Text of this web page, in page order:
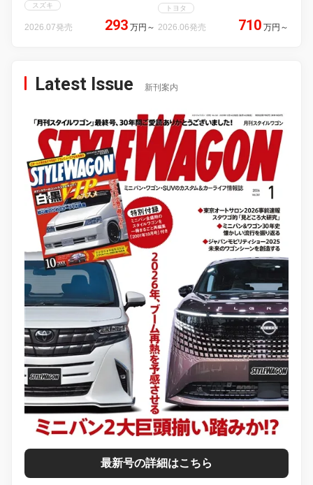
スズキ
2026.07発売 293 万円 ～
トヨタ
2026.06発売 710 万円 ～
Latest Issue 新刊案内
最新号の詳細はこちら